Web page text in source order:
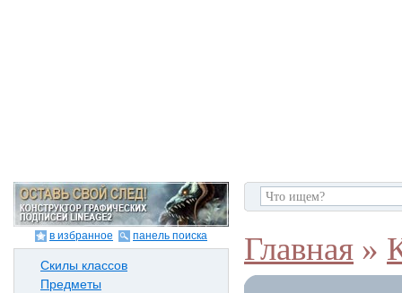
в избранное панель поиска
Скилы классов
Предметы
Главная »